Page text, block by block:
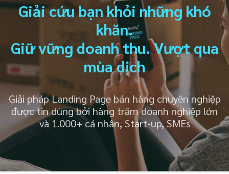
Giải cứu bạn khỏi những khó
khăn.
Giữ vững doanh thu. Vượt qua
mùa dịch
Giải pháp Landing Page bán hàng chuyên nghiệp
được tin dùng bởi hàng trăm doanh nghiệp lớn
và 1.000+ cá nhân, Start-up, SMEs